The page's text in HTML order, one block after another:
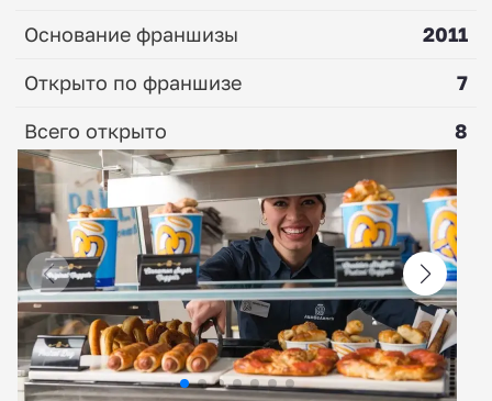
Основание франшизы
2011
Открыто по франшизе
7
Всего открыто
8